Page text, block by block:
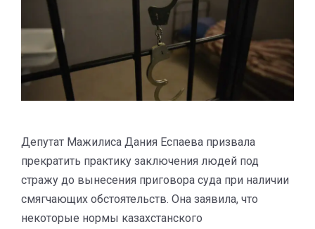
Депутат Мажилиса Дания Еспаева призвала
прекратить практику заключения людей под
стражу до вынесения приговора суда при наличии
смягчающих обстоятельств. Она заявила, что
некоторые нормы казахстанского